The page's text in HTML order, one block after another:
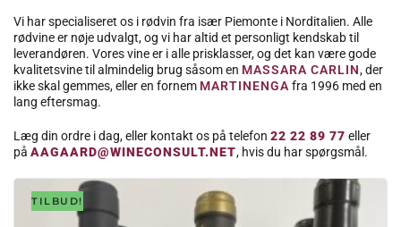
Vi har specialiseret os i rødvin fra især Piemonte i Norditalien. Alle
rødvine er nøje udvalgt, og vi har altid et personligt kendskab til
leverandøren. Vores vine er i alle prisklasser, og det kan være gode
kvalitetsvine til almindelig brug såsom en MASSARA CARLIN, der
ikke skal gemmes, eller en fornem MARTINENGA fra 1996 med en
lang eftersmag.
Læg din ordre i dag, eller kontakt os på telefon 22 22 89 77 eller
på AAGAARD@WINECONSULT.NET, hvis du har spørgsmål.
TILBUD!